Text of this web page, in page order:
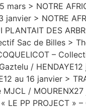
> NOTRE
> NOTRE
DES
Sac de Billes >
–
/
au 16 janvier >
/ MOURENX27
LE PP PROJECT